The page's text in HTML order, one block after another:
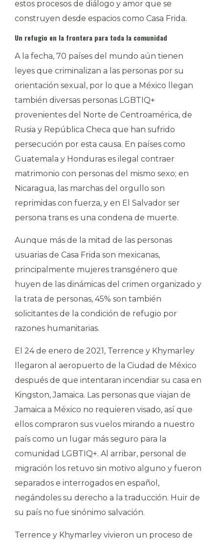
estos procesos de diálogo y amor que se
construyen desde espacios como Casa Frida.
Un refugio en la frontera para toda la comunidad
A la fecha, 70 países del mundo aún tienen
leyes que criminalizan a las personas por su
orientación sexual, por lo que a México llegan
también diversas personas LGBTIQ+
provenientes del Norte de Centroamérica, de
Rusia y República Checa que han sufrido
persecución por esta causa. En países como
Guatemala y Honduras es ilegal contraer
matrimonio con personas del mismo sexo; en
Nicaragua, las marchas del orgullo son
reprimidas con fuerza, y en El Salvador ser
persona trans es una condena de muerte.
Aunque más de la mitad de las personas
usuarias de Casa Frida son mexicanas,
principalmente mujeres transgénero que
huyen de las dinámicas del crimen organizado y
la trata de personas, 45% son también
solicitantes de la condición de refugio por
razones humanitarias.
El 24 de enero de 2021, Terrence y Khymarley
llegaron al aeropuerto de la Ciudad de México
después de que intentaran incendiar su casa en
Kingston, Jamaica. Las personas que viajan de
Jamaica a México no requieren visado, así que
ellos compraron sus vuelos mirando a nuestro
país como un lugar más seguro para la
comunidad LGBTIQ+. Al arribar, personal de
migración los retuvo sin motivo alguno y fueron
separados e interrogados en español,
negándoles su derecho a la traducción. Huir de
su país no fue sinónimo salvación.
Terrence y Khymarley vivieron un proceso de